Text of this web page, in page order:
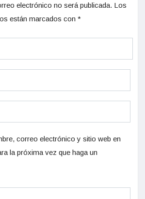
electrónico no será publicada. Los
están marcados con *
correo electrónico y sitio web en
la próxima vez que haga un